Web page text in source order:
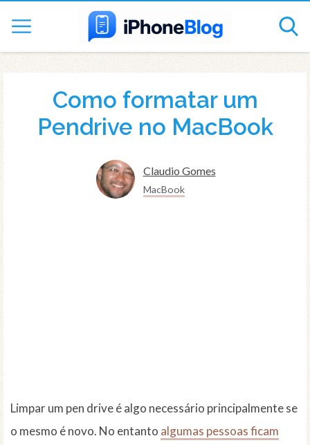
Como formatar um
Pendrive no MacBook
Claudio Gomes
MacBook
Limpar um pen drive é algo necessário principalmente se
o mesmo é novo. No entanto algumas pessoas ficam